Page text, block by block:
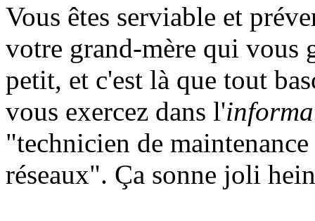
Vous êtes serviable et
votre grand-mère qui vous
petit, et c'est là que tout
vous exercez dans l'
"technicien de
réseaux". Ça sonne joli